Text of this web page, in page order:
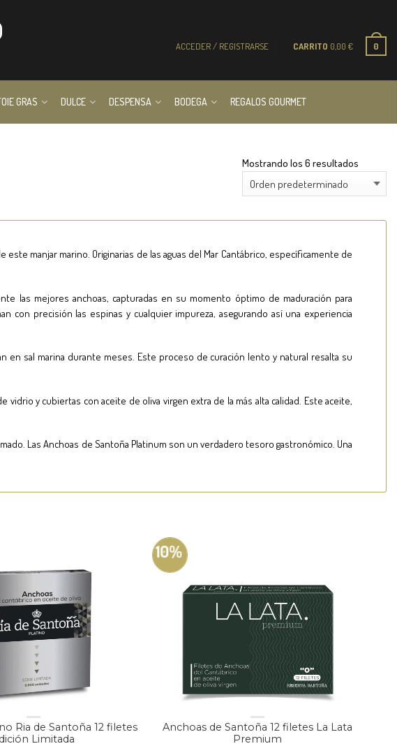
ACCEDER / REGISTRARSE CARRITO 0,00 € 0
GRAS DULCE DESPENSA BODEGA REGALOS GOURMET
Mostrando los 6 resultados
manjar marino. Originarias de las aguas del Mar Cantábrico, específicamente de
las mejores anchoas, capturadas en su momento óptimo de maduración para
con precisión las espinas y cualquier impureza, asegurando así una experiencia
en sal marina durante meses. Este proceso de curación lento y natural resalta su
y cubiertas con aceite de oliva virgen extra de la más alta calidad. Este aceite,
Las Anchoas de Santoña Platinum son un verdadero tesoro gastronómico. Una
Ria de Santoña 12 filetes
Limitada
10%
Anchoas de Santoña 12 filetes La Lata
Premium